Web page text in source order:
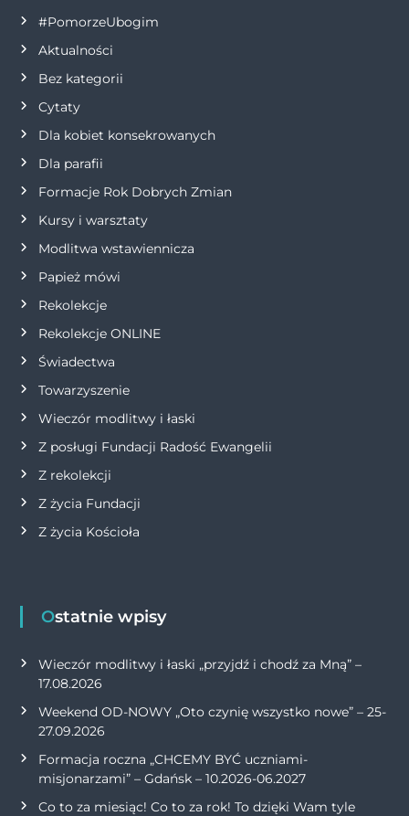
a
c
j
a
w
p
i
s
u
#PomorzeUbogim
Aktualności
Bez kategorii
Cytaty
Dla kobiet konsekrowanych
Dla parafii
Formacje Rok Dobrych Zmian
Kursy i warsztaty
Modlitwa wstawiennicza
Papież mówi
Rekolekcje
Rekolekcje ONLINE
Świadectwa
Towarzyszenie
Wieczór modlitwy i łaski
Z posługi Fundacji Radość Ewangelii
Z rekolekcji
Z życia Fundacji
Z życia Kościoła
Ostatnie wpisy
Wieczór modlitwy i łaski „przyjdź i chodź za Mną” –
17.08.2026
Weekend OD-NOWY „Oto czynię wszystko nowe” – 25-
27.09.2026
Formacja roczna „CHCEMY BYĆ uczniami-
misjonarzami” – Gdańsk – 10.2026-06.2027
Co to za miesiąc! Co to za rok! To dzięki Wam tyle